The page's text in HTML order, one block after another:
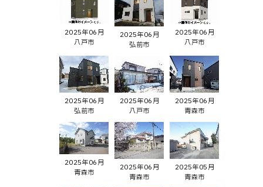
2025年06月
八戸市
2025年06月
弘前市
2025年06月
八戸市
2025年06月
弘前市
2025年06月
八戸市
2025年06月
青森市
2025年06月
青森市
2025年06月
青森市
2025年05月
青森市